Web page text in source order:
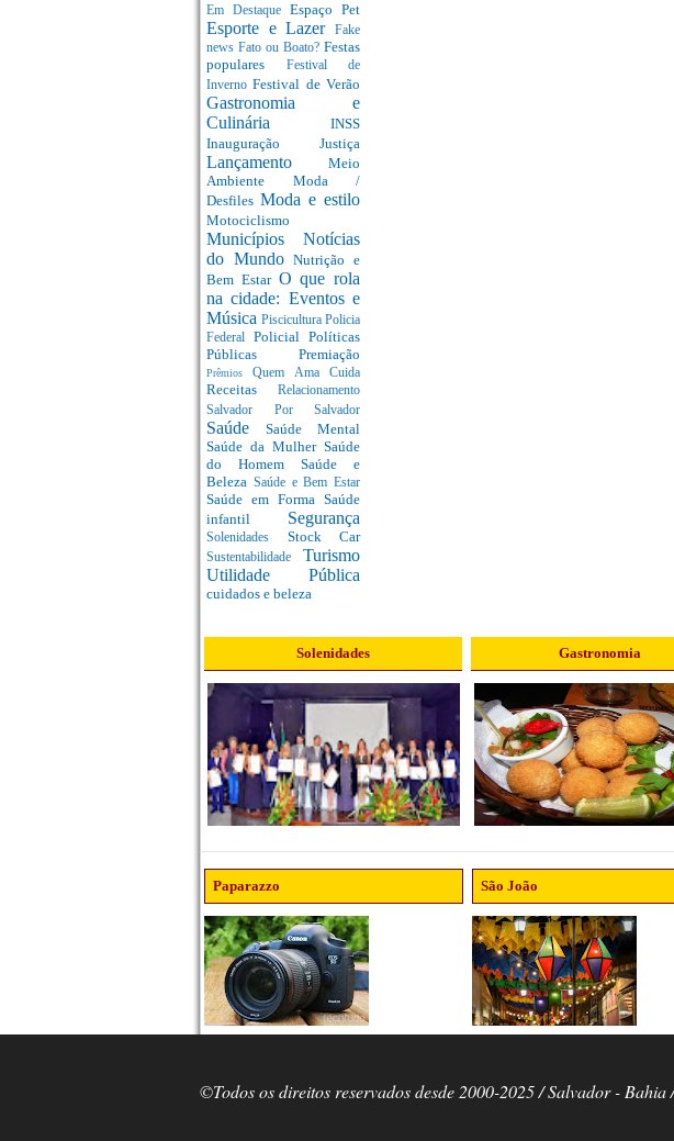
Em Destaque Espaço Pet
Esporte e Lazer
Fake
news Fato ou Boato? Festas
populares
Festival de
InvernoFestival de Verão
Gastronomia e
Culinária INSS
Inauguração Justiça
Lançamento Meio
Ambiente Moda /
Desfiles Moda e estilo
Motociclismo
Municípios Notícias
do MundoNutrição e
Bem Estar O que rola
na cidade: Eventos e
Música Piscicultura Policia
Federal Policial Políticas
Públicas Premiação
PrêmiosQuem Ama Cuida
Receitas Relacionamento
Salvador Por Salvador
Saúde Saúde Mental
Saúde da Mulher Saúde
do Homem Saúde e
Beleza Saúde e Bem Estar
Saúde em Forma Saúde
infantil Segurança
Solenidades Stock Car
Sustentabilidade Turismo
Utilidade Pública
cuidados e beleza
Solenidades Gastronomia
Paparazzo São João
©Todos os direitos reservados desde 2000-2025 / Salvador -